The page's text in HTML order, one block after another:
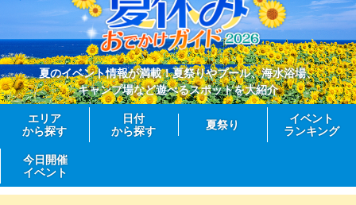
夏のイベント情報が満載！夏祭りやプール、海水浴場、
キャンプ場など遊べるスポットを大紹介
エリア
から探す
日付
から探す
夏祭り
イベント
ランキング
今日開催
イベント